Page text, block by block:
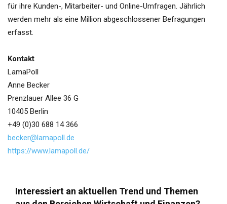
für ihre Kunden-, Mitarbeiter- und Online-Umfragen. Jährlich
werden mehr als eine Million abgeschlossener Befragungen
erfasst.
Kontakt
LamaPoll
Anne Becker
Prenzlauer Allee 36 G
10405 Berlin
+49 (0)30 688 14 366
becker@lamapoll.de
https://www.lamapoll.de/
Interessiert an aktuellen Trend und Themen